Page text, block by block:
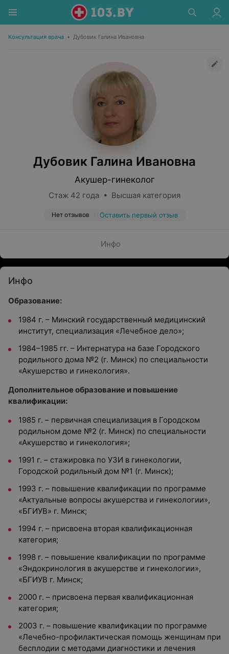
Консультация врача • Дубовик Галина Ивановна
Дубовик Галина Ивановна
Акушер-гинеколог
Стаж 42 года • Высшая категория
Нет отзывов Оставить первый отзыв
Инфо
Инфо
Образование:
1984 г. – Минский государственный медицинский
институт, специализация «Лечебное дело»;
1984–1985 гг. – Интернатура на базе Городского
родильного дома №2 (г. Минск) по специальности
«Акушерство и гинекология».
Дополнительное образование и повышение
квалификации:
1985 г. – первичная специализация в Городском
родильном доме №2 (г. Минск) по специальности
«Акушерство и гинекология»;
1991 г. – стажировка по УЗИ в гинекологии,
Городской родильный дом №1 (г. Минск);
1993 г. – повышение квалификации по программе
«Актуальные вопросы акушерства и гинекологии»,
«БГИУВ» г. Минск;
1994 г. – присвоена вторая квалификационная
категория;
1998 г. – повышение квалификации по программе
«Эндокринология в акушерстве и гинекологии»,
«БГИУВ г. Минск;
2000 г. – присвоена первая квалификационная
категория;
2003 г. – повышение квалификации по программе
«Лечебно-профилактическая помощь женщинам при
бесплодии с методами диагностики и лечения